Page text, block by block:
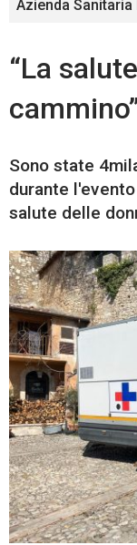
Azienda
“La
Sono state
durante
salute delle